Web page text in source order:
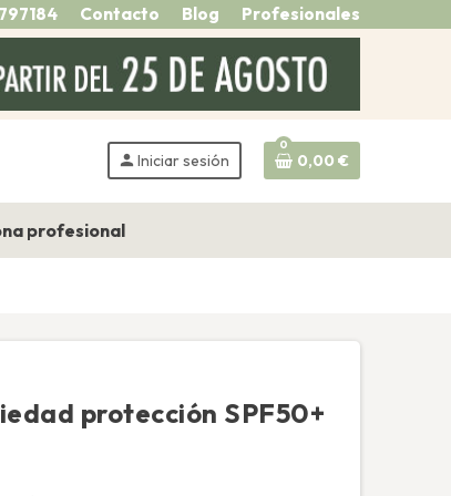
Profesionales
Blog
Contacto
person Iniciar sesión
0
0,00 €
profesional
protección SPF50+